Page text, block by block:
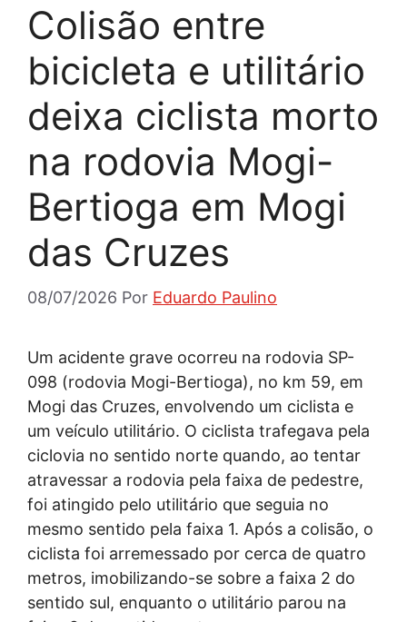
Colisão entre
bicicleta e utilitário
deixa ciclista morto
na rodovia Mogi-
Bertioga em Mogi
das Cruzes
08/07/2026 Por Eduardo Paulino
Um acidente grave ocorreu na rodovia SP-
098 (rodovia Mogi-Bertioga), no km 59, em
Mogi das Cruzes, envolvendo um ciclista e
um veículo utilitário. O ciclista trafegava pela
ciclovia no sentido norte quando, ao tentar
atravessar a rodovia pela faixa de pedestre,
foi atingido pelo utilitário que seguia no
mesmo sentido pela faixa 1. Após a colisão, o
ciclista foi arremessado por cerca de quatro
metros, imobilizando-se sobre a faixa 2 do
sentido sul, enquanto o utilitário parou na